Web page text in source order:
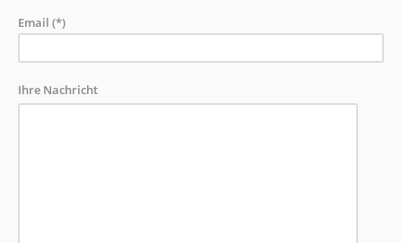
Email (*)
Ihre Nachricht